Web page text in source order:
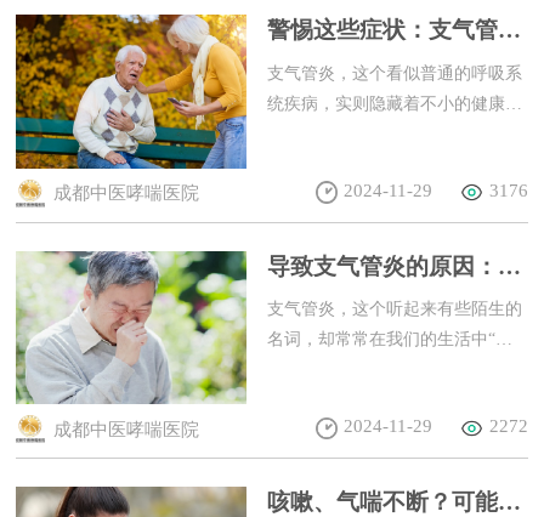
警惕这些症状：支气管炎
的危险信号
支气管炎，这个看似普通的呼吸系
统疾病，实则隐藏着不小的健康威
时，就可能引发支气管炎，进而对
我们的生活造成诸多不便。那么，
哪些症状是我们应该警惕的支气管
成都中医哮喘医院 2024-11-29 3176
导致支气管炎的原因：如
何缓解气道炎症
支气管炎，这个听起来有些陌生的
名词，却常常在我们的生活中“悄
们，气道炎症可能已悄然来袭。那
么，究竟是什么原因导致了支气管
炎？又该如何缓解这恼人的气道炎
成都中医哮喘医院 2024-11-29 2272
咳嗽、气喘不断？可能是